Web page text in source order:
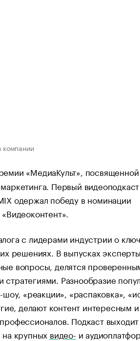
компании
«МедиаКульт», посвященной
Первый
одержал победу в номинации
с лидерами индустрии о
решениях. В выпусках
вопросы, делятся
Разнообразие
«реакции», «распаковка»,
делают контент интересным и
Подкаст
крупных видео- и